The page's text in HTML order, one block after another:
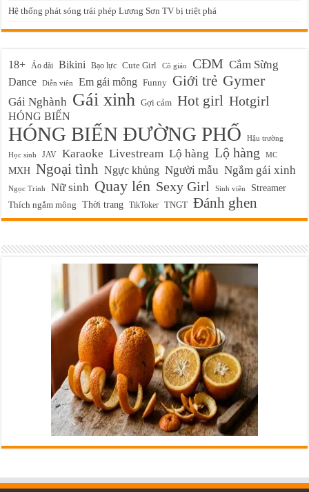
Hệ thống phát sóng trái phép Lương Sơn TV bị triệt phá
18+ Áo dài Bikini Bạo lực Cute Girl Cô giáo CĐM Cắm Sừng
Dance Diễn viên Em gái mông Funny Giới trẻ Gymer
Gái Nghành Gái xinh Gợi cảm Hot girl Hotgirl
HÓNG BIẾN
HÓNG BIẾN ĐƯỜNG PHỐ
Hậu trường
Học sinh
JAV Karaoke Livestream Lộ hàng Lộ hàng MC
MXH Ngoại tình Ngực khủng Người mẫu Ngắm gái xinh
Ngọc Trinh Nữ sinh Quay lén Sexy Girl Sinh viên Streamer
Thích ngắm mông Thời trang TikToker TNGT Đánh ghen